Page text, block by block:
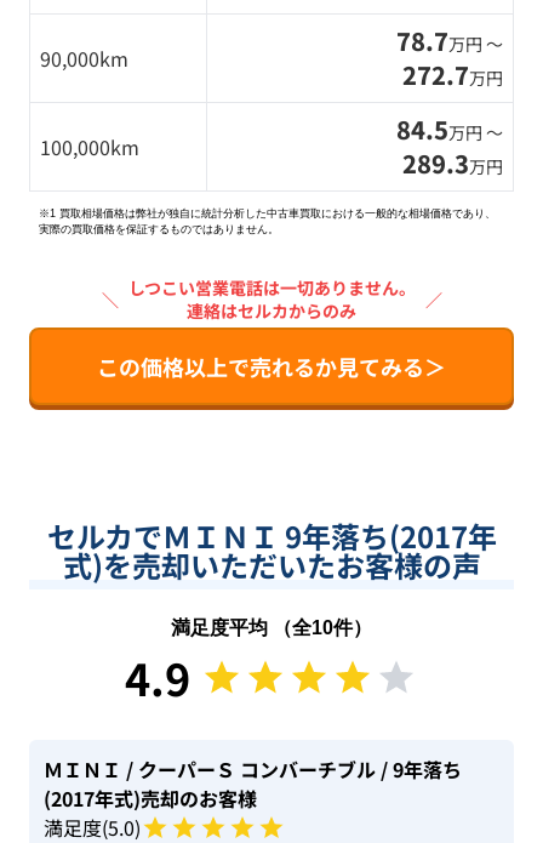
90,000km 78.7万円 〜
272.7万円
100,000km 84.5万円 〜
289.3万円
※1 買取相場価格は弊社が独自に統計分析した中古車買取における一般的な相場価格であり、
実際の買取価格を保証するものではありません。
＼ しつこい営業電話は一切ありません。
連絡はセルカからのみ
／
この価格以上で売れるか見てみる＞
セルカでＭＩＮＩ 9年落ち(2017年
式)を売却いただいたお客様の声
満足度平均 （全10件）
4.9
ＭＩＮＩ / クーパーＳ コンバーチブル / 9年落ち
(2017年式)売却のお客様
満足度(5.0)